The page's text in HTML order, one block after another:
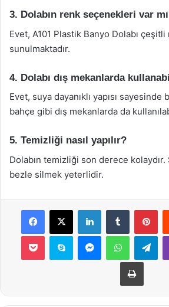
3. Dolabın renk seçenekleri var
Evet, A101 Plastik Banyo Dolabı
sunulmaktadır.
4. Dolabı dış mekanlarda
Evet, suya dayanıklı yapısı
bahçe gibi dış mekanlarda da
5. Temizliği nasıl yapılır?
Dolabın temizliği son derece
bezle silmek yeterlidir.
Facebook
X LinkedInTumblr
Pocket Skype MessengerWhatsApp
Yazdır